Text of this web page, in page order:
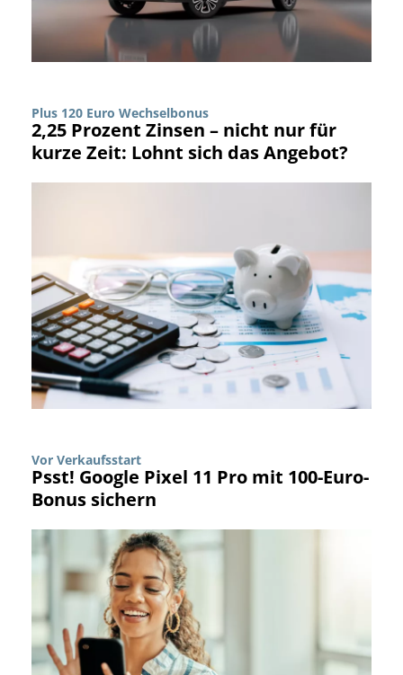
Plus 120 Euro Wechselbonus
2,25 Prozent Zinsen – nicht nur für
kurze Zeit: Lohnt sich das Angebot?
Vor Verkaufsstart
Psst! Google Pixel 11 Pro mit 100-Euro-
Bonus sichern